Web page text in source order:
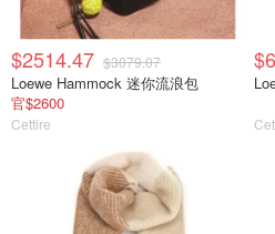
$2514.47 $3079.07
Loewe Hammock 迷你流浪包
官$2600
Cettire